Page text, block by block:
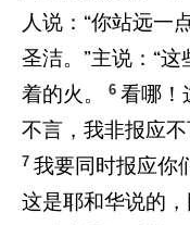
人说：“你站远一
圣洁。”主说：“
着的火。
6 看哪！
不言，我非报应不
7 我要同时报应你
这是耶和华说的